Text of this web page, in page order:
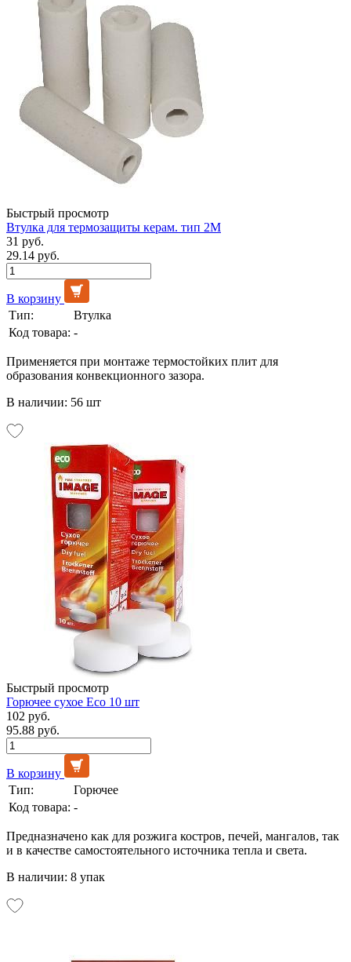
Быстрый просмотр
Втулка для термозащиты керам. тип 2М
31 руб.
29.14 руб.
В корзину
Тип:
Втулка
Код товара: -
Применяется при монтаже термостойких плит для
образования конвекционного зазора.
В наличии: 56 шт
Быстрый просмотр
Горючее сухое Eco 10 шт
102 руб.
95.88 руб.
В корзину
Тип:
Горючее
Код товара: -
Предназначено как для розжига костров, печей, мангалов, так
и в качестве самостоятельного источника тепла и света.
В наличии: 8 упак